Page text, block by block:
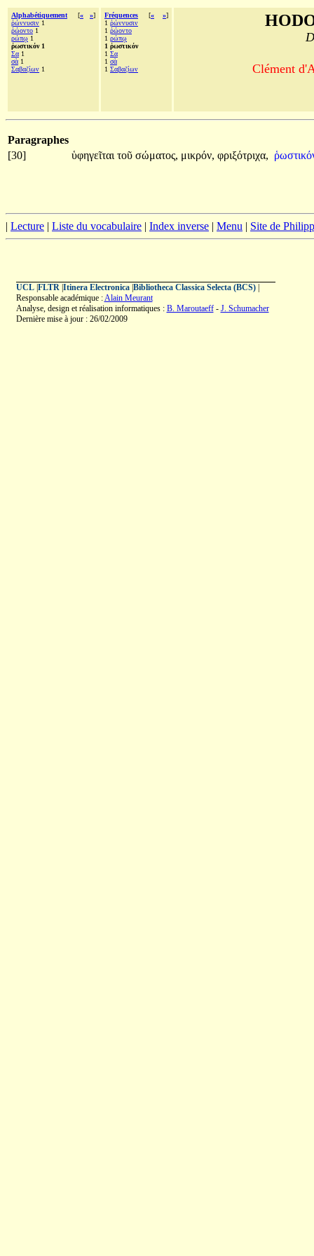
Alphabétiquement [« »]
ῥώννυσιν 1
ῥώοντο 1
ρώπῳ 1
ῥωστικόν 1
Σα 1
σὰ 1
Σαβαζίων 1
Fréquences [« »]
1 ῥώννυσιν
1 ῥώοντο
1 ρώπῳ
1 ῥωστικόν
1 Σα
1 σὰ
1 Σαβαζίων Clément
Paragraphes
[30]
ὑφηγεῖται τοῦ σώματος, μικρόν, φριξότριχα,
| Lecture | Liste du vocabulaire | Index inverse | Menu | Site de
UCL| FLTR| Itinera Electronica| Bibliotheca Classica Selecta (BCS)|
Responsable académique :Alain Meurant
Analyse, design et réalisation informatiques : B. Maroutaeff- J. Schumacher
Dernière mise à jour : 26/02/2009